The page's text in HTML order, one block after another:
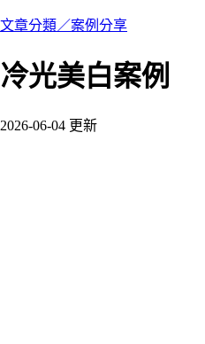
文章分類／案例分享
冷光美白案例
2026-06-04 更新